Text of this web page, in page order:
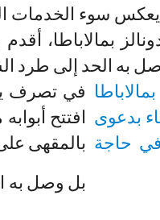
سوء الخدمات التي
بمالاباطا،
به الحد إلى طرد
في تصرف
افتتح
بالمقهى
بل وصل به